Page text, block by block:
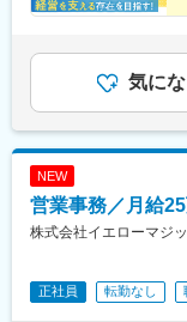
気に
NEW
営業事務／月給
株式会社イエローマジ
正社員 転勤なし